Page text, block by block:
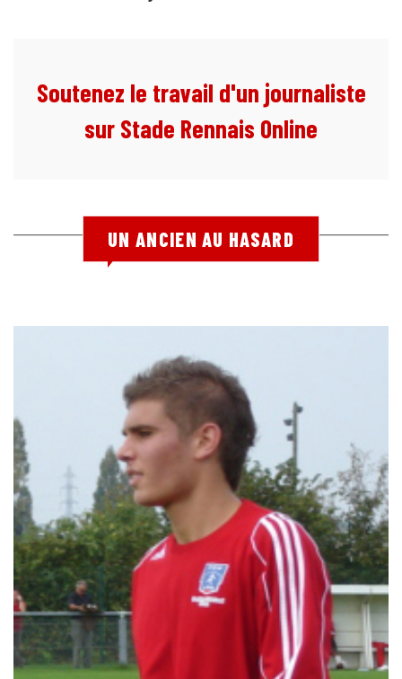
Soutenez le travail d'un journaliste
sur Stade Rennais Online
UN ANCIEN AU HASARD